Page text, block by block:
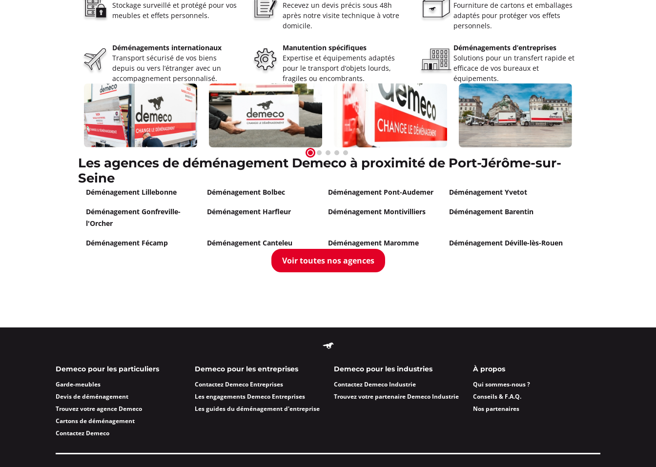
Déménagements DESJOUIS Ifs
1405 boulevard Charles Cros zac object'ifs sud 14123 Ifs
Plus d'informations
Appeler
Stockage surveillé et protégé pour vos
meubles et effets personnels.
Recevez un devis précis sous 48h
après notre visite technique à votre
domicile.
Fourniture de cartons et emballages
adaptés pour protéger vos effets
personnels.
Déménagements internationaux
Transport sécurisé de vos biens
depuis ou vers l’étranger avec un
accompagnement personnalisé.
Manutention spécifiques
Expertise et équipements adaptés
pour le transport d’objets lourds,
fragiles ou encombrants.
Déménagements d’entreprises
Solutions pour un transfert rapide et
efficace de vos bureaux et
équipements.
Les agences de déménagement Demeco à proximité de Port-Jérôme-sur-
Seine
Déménagement Lillebonne Déménagement Bolbec Déménagement Pont-Audemer Déménagement Yvetot
Déménagement Gonfreville-
l'Orcher
Déménagement Harfleur Déménagement Montivilliers Déménagement Barentin
Déménagement Fécamp Déménagement Canteleu Déménagement Maromme Déménagement Déville-lès-Rouen
Voir toutes nos agences
Demeco pour les particuliers
Garde-meubles
Devis de déménagement
Trouvez votre agence Demeco
Cartons de déménagement
Contactez Demeco
Demeco pour les entreprises
Contactez Demeco Entreprises
Les engagements Demeco Entreprises
Les guides du déménagement d'entreprise
Demeco pour les industries
Contactez Demeco Industrie
Trouvez votre partenaire Demeco Industrie
À propos
Qui sommes-nous ?
Conseils & F.A.Q.
Nos partenaires